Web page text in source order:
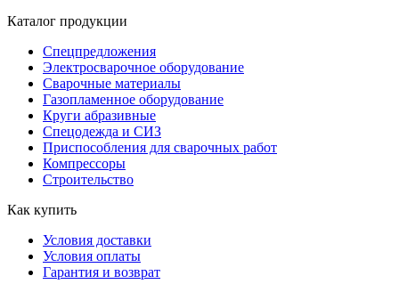
Каталог продукции
Спецпредложения
Электросварочное оборудование
Сварочные материалы
Газопламенное оборудование
Круги абразивные
Спецодежда и СИЗ
Приспособления для сварочных работ
Компрессоры
Строительство
Как купить
Условия доставки
Условия оплаты
Гарантия и возврат